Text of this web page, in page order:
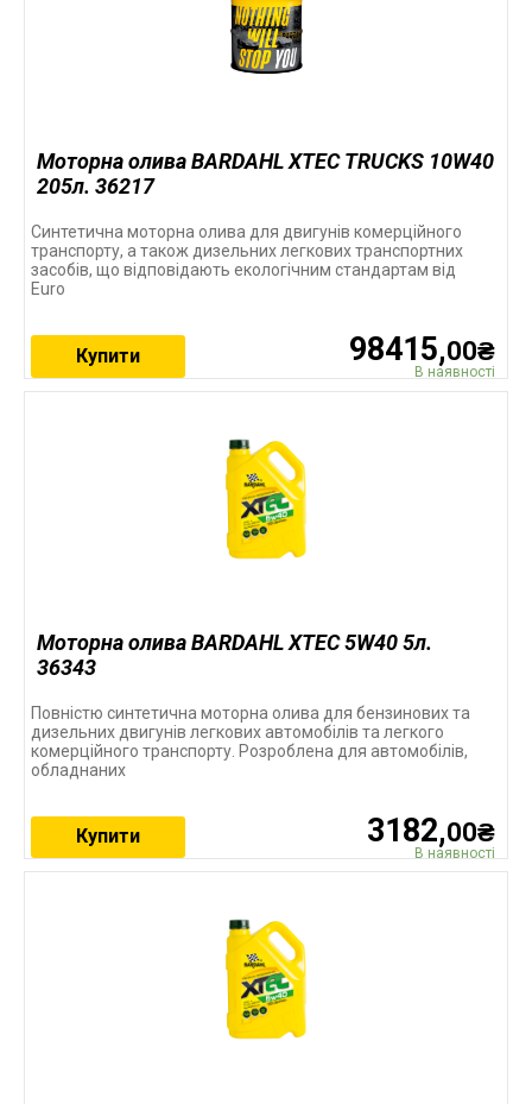
Моторна олива BARDAHL XTEC TRUCKS 10W40
205л. 36217
Синтетична моторна олива для двигунів комерційного
транспорту, а також дизельних легкових транспортних
засобів, що відповідають екологічним стандартам від
Euro
98415,00₴
В наявності
Купити
Моторна олива BARDAHL XTEC 5W40 5л.
36343
Повністю синтетична моторна олива для бензинових та
дизельних двигунів легкових автомобілів та легкого
комерційного транспорту. Розроблена для автомобілів,
обладнаних
3182,00₴
В наявності
Купити